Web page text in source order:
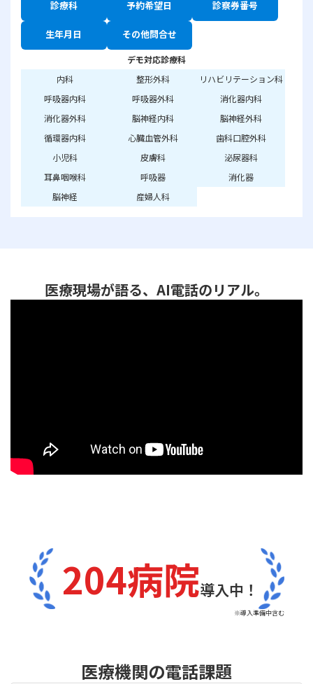
診療科 予約希望日 診察券番号
生年月日 その他問合せ
デモ対応診療科
内科
整形外科
リハビリテーション科
呼吸器内科
呼吸器外科
消化器内科
消化器外科
脳神経内科
脳神経外科
循環器内科
心臓血管外科
歯科口腔外科
小児科
皮膚科
泌尿器科
耳鼻咽喉科
呼吸器
消化器
脳神経
産婦人科
医療現場が語る、AI電話のリアル。
204病院導入中！
※導入準備中含む
医療機関の電話課題